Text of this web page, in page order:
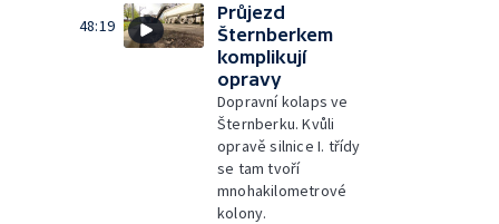
48:19
Průjezd
Šternberkem
komplikují
opravy
Dopravní kolaps ve
Šternberku. Kvůli
opravě silnice I. třídy
se tam tvoří
mnohakilometrové
kolony.